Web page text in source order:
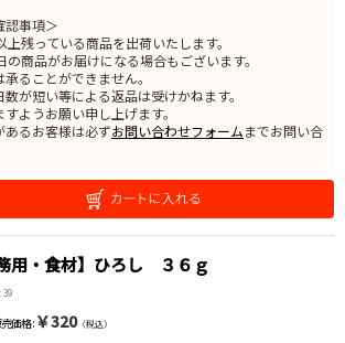
認事項＞
残っている商品を出荷いたします。
商品がお届けになる場合もございます。
ることができません。
が短い等による返品は受けかねます。
ようお願い申し上げます。
るお客様は必ずお問い合わせフォームまでお問い合
務用・食材】ひろし ３６ｇ
39
価格 : ￥320（税込）